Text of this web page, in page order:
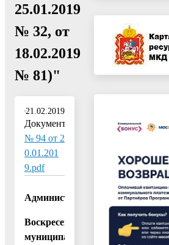
25.01.2019
№ 32, от
18.02.2019
№ 81)"
21.02.2019
Документ:
№ 94 от 2
0.01.201
9.pdf
Администрация
Воскресенского
муниципального